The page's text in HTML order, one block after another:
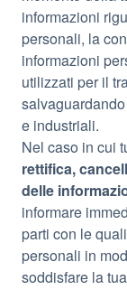
informazioni
personali, la
informazioni
utilizzati per il
e industriali.
Nel caso in cui
rettifica,
delle
informare
parti con le
personali in
soddisfare la